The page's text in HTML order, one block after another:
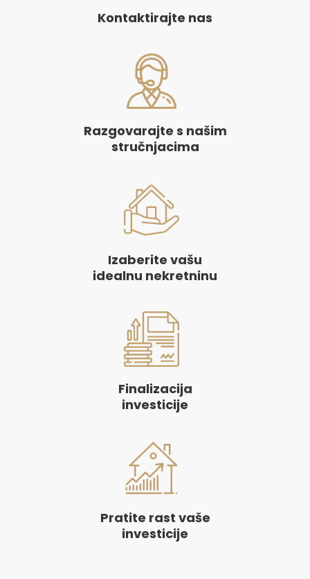
Kontaktirajte nas
Razgovarajte s našim
stručnjacima
Izaberite vašu
idealnu nekretninu
Finalizacija
investicije
Pratite rast vaše
investicije